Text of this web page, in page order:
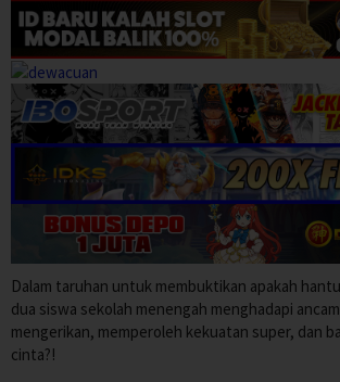
Dalam taruhan untuk membuktikan apakah
dua siswa sekolah menengah menghadapi
mengerikan, memperoleh kekuatan super, dan
cinta?!